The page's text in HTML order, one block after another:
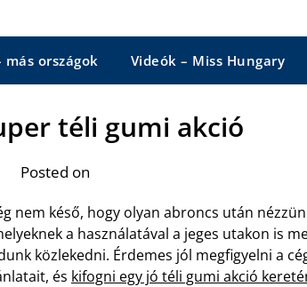
más országok Videók – Miss Hungary
téli gumi akció
Posted on
nem késő, hogy olyan abroncs után
a használatával a jeges utakon is
közlekedni. Érdemes jól megfigyelni a
és kifogni egy jó téli gumi akció